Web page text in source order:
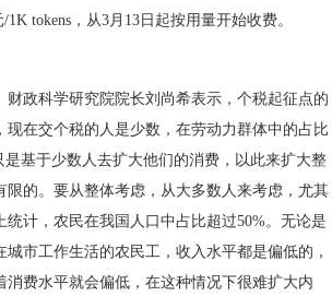
tokens，从3月13日起按用量开始收费。
科学研究院院长刘尚希表示，个税起征点的
现在交个税的人是少数，在劳动力群体中的占比
是基于少数人去扩大他们的消费，以此来扩大整
限的。要从整体考虑，从大多数人来考虑，尤其
统计，农民在我国人口中占比超过50%。无论是
市工作生活的农民工，收入水平都是偏低的，
消费水平就会偏低，在这种情况下很难扩大内